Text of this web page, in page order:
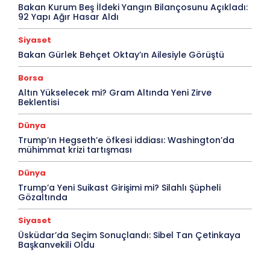
Bakan Kurum Beş İldeki Yangın Bilançosunu Açıkladı:
92 Yapı Ağır Hasar Aldı
Siyaset
Bakan Gürlek Behçet Oktay’ın Ailesiyle Görüştü
Borsa
Altın Yükselecek mi? Gram Altında Yeni Zirve
Beklentisi
Dünya
Trump’ın Hegseth’e öfkesi iddiası: Washington’da
mühimmat krizi tartışması
Dünya
Trump’a Yeni Suikast Girişimi mi? Silahlı Şüpheli
Gözaltında
Siyaset
Üsküdar’da Seçim Sonuçlandı: Sibel Tan Çetinkaya
Başkanvekili Oldu